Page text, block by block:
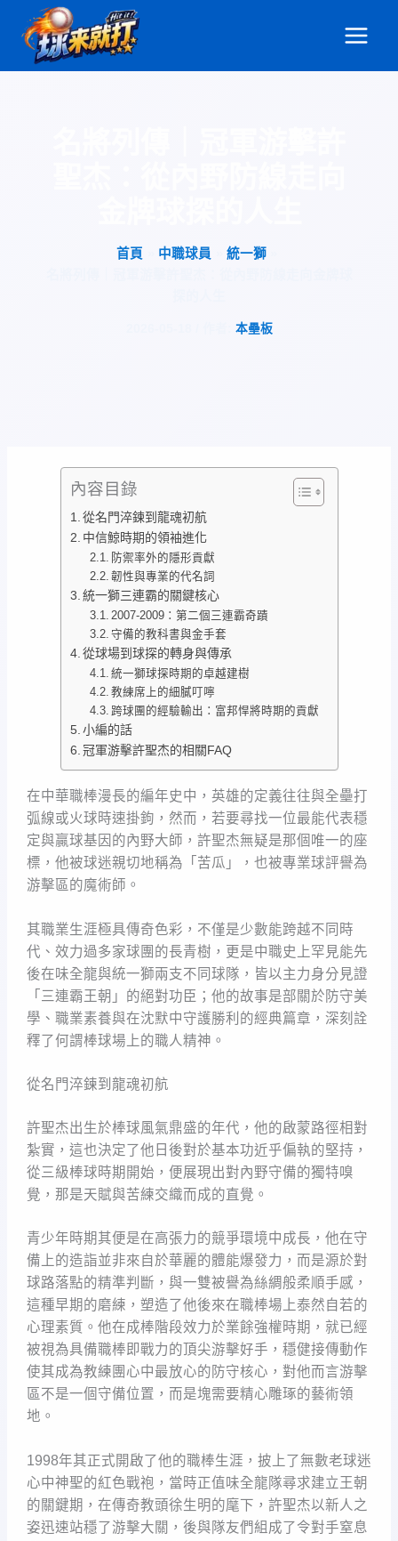
首頁 中職球員
統一獅
本壘板
內容目錄
從名門淬鍊到龍魂初航
中信鯨時期的領袖進化
防禦率外的隱形貢獻
韌性與專業的代名詞
統一獅三連霸的關鍵核心
2007-2009：第二個三連霸奇蹟
守備的教科書與金手套
從球場到球探的轉身與傳承
統一獅球探時期的卓越建樹
教練席上的細膩叮嚀
跨球團的經驗輸出：富邦悍將時期的貢獻
小編的話
冠軍游擊許聖杰的相關FAQ
在中華職棒漫長的編年史中，英雄的定義往往與全壘打
弧線或火球時速掛鉤，然而，若要尋找一位最能代表穩
定與贏球基因的內野大師，許聖杰無疑是那個唯一的座
標，他被球迷親切地稱為「苦瓜」，也被專業球評譽為
游擊區的魔術師。
其職業生涯極具傳奇色彩，不僅是少數能跨越不同時
代、效力過多家球團的長青樹，更是中職史上罕見能先
後在味全龍與統一獅兩支不同球隊，皆以主力身分見證
「三連霸王朝」的絕對功臣；他的故事是部關於防守美
學、職業素養與在沈默中守護勝利的經典篇章，深刻詮
釋了何謂棒球場上的職人精神。
從名門淬鍊到龍魂初航
許聖杰出生於棒球風氣鼎盛的年代，他的啟蒙路徑相對
紮實，這也決定了他日後對於基本功近乎偏執的堅持，
從三級棒球時期開始，便展現出對內野守備的獨特嗅
覺，那是天賦與苦練交織而成的直覺。
青少年時期其便是在高張力的競爭環境中成長，他在守
備上的造詣並非來自於華麗的體能爆發力，而是源於對
球路落點的精準判斷，與一雙被譽為絲綢般柔順手感，
這種早期的磨練，塑造了他後來在職棒場上泰然自若的
心理素質。他在成棒階段效力於業餘強權時期，就已經
被視為具備職棒即戰力的頂尖游擊好手，穩健接傳動作
使其成為教練團心中最放心的防守核心，對他而言游擊
區不是一個守備位置，而是塊需要精心雕琢的藝術領
地。
1998年其正式開啟了他的職棒生涯，披上了無數老球迷
心中神聖的紅色戰袍，當時正值味全龍隊尋求建立王朝
的關鍵期，在傳奇教頭徐生明的麾下，許聖杰以新人之
姿迅速站穩了游擊大關，後與隊友們組成了令對手窒息